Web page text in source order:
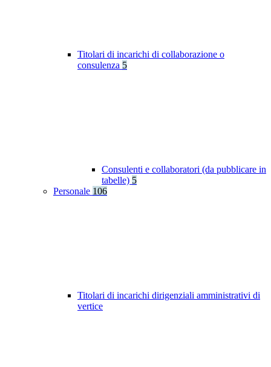
Titolari di incarichi di collaborazione o
consulenza 5
Consulenti e collaboratori (da pubblicare in
tabelle) 5
Personale 106
Titolari di incarichi dirigenziali amministrativi di
vertice